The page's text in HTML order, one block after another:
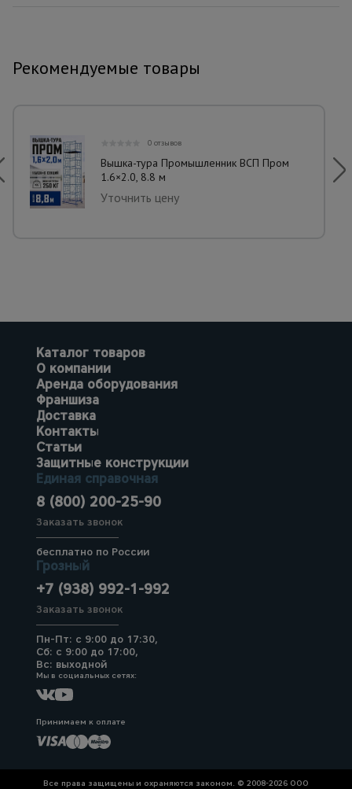
Рекомендуемые товары
0 отзывов
Вышка-тура Промышленник ВСП Пром
1.6×2.0, 8.8 м
Уточнить цену
Каталог товаров
О компании
Аренда оборудования
Франшиза
Доставка
Контакты
Статьи
Защитные конструкции
Единая справочная
8 (800) 200-25-90
Заказать звонок
бесплатно по России
Грозный
+7 (938) 992-1-992
Заказать звонок
Пн-Пт: с 9:00 до 17:30,
Сб: с 9:00 до 17:00,
Вс: выходной
Мы в социальных сетях:
Принимаем к оплате
Все права защищены и охраняются законом. © 2008-2026 ООО